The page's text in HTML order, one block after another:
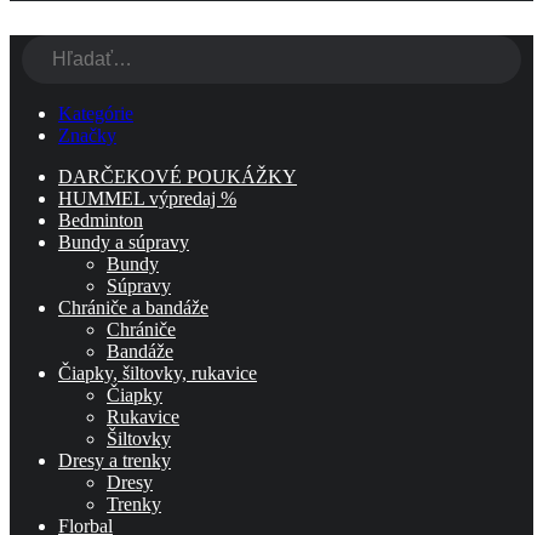
Kategórie
Značky
DARČEKOVÉ POUKÁŽKY
HUMMEL výpredaj %
Bedminton
Bundy a súpravy
Bundy
Súpravy
Chrániče a bandáže
Chrániče
Bandáže
Čiapky, šiltovky, rukavice
Čiapky
Rukavice
Šiltovky
Dresy a trenky
Dresy
Trenky
Florbal